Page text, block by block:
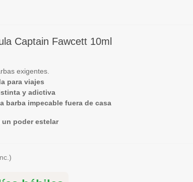
Captain Fawcett 10ml
exigentes.
para viajes
y adictiva
barba impecable fuera de casa
poder estelar